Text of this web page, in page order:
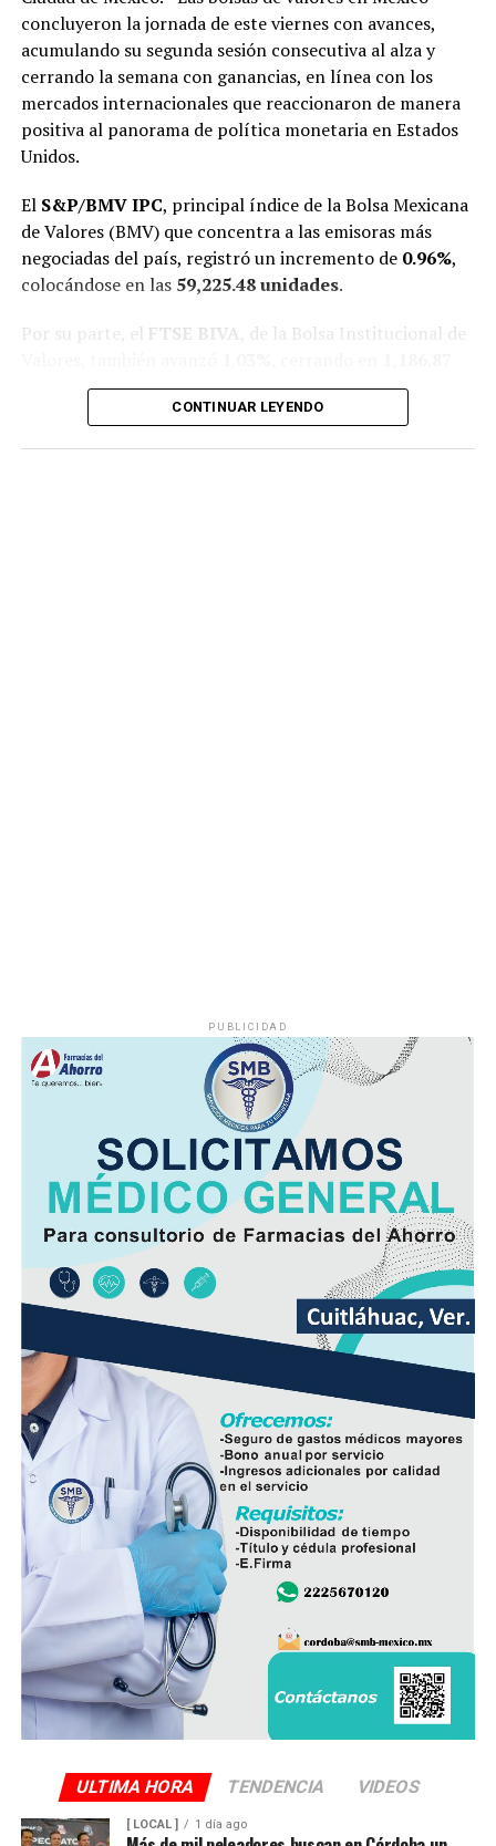
2030.
Además, la medida aplicará también parabolsas de
nicotina y cigarros artesanales, en cuyo caso la tasa
específica crecerá32%. Según cifras de Hacienda, el
consumo de tabaco provoca cada año la muerte demás
de 63 mil personas en México
cáncer de pulmón, EPOC y enfermedades
cardiovasculares.
Otros rubros con impuestos
saludables
ser productos de consumo masivo, los impuestos
también alcanzan a otros sectores:
concluyeron la jornada de este viernes con avances,
acumulando su segunda sesión consecutiva al alza y
cerrando la semana con ganancias, en línea con los
mercados internacionales que reaccionaron de manera
positiva al panorama de política monetaria en Estados
Unidos.
El S&P/BMV IPC, principal índice de la Bolsa Mexicana
de Valores (BMV) que concentra a las emisoras más
negociadas del país, registró un incremento de 0.96%,
colocándose en las 59,225.48 unidades.
Por su parte, el FTSE BIVA
, de la Bolsa Institucional de
CONTINUAR LEYENDO
PUBLICIDAD
ULTIMA HORA TENDENCIA VIDEOS
[ LOCAL ] 1 día ago